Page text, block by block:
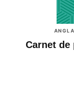
Carnet de